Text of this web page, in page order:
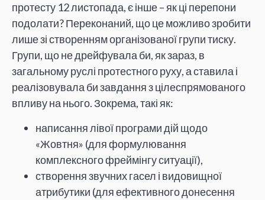
протесту 12 листопада, є інше – як ці перепони
подолати? Переконаний, що це можливо зробити
лише зі створенням організованої групи тиску.
Групи, що не дрейфувала би, як зараз, в
загальному руслі протестного руху, а ставила і
реалізовувала би завдання з цілеспрямованого
впливу на нього. Зокрема, такі як:
написання лівої програми дій щодо
«Жовтня» (для формулювання
комплексного фреймінгу ситуації),
створення звучних гасел і видовищної
атрибутики (для ефективного донесення